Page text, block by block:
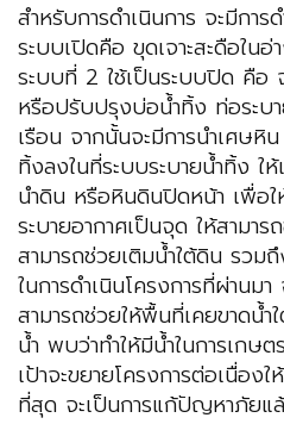
สำหรับการดำเนินการ จะมีกา
ระบบเปิดคือ ขุดเจาะสะดือใน
ระบบที่ 2 ใช้เป็นระบบปิด คือ
หรือปรับปรุงบ่อน้ำทิ้ง ท่อระบ
เรือน จากนั้นจะมีการนำเศษ
ทิ้งลงในที่ระบบระบายน้ำทิ้ง ใ
นำดิน หรือหินดินปิดหน้า เพื่อใ
ระบายอากาศเป็นจุด ให้สามาร
สามารถช่วยเติมน้ำใต้ดิน รว
ในการดำเนินโครงการที่ผ่านม
สามารถช่วยให้พื้นที่เคยขาดน้ำ
น้ำ พบว่าทำให้มีน้ำในการเกษ
เป้าจะขยายโครงการต่อเนื่อง
ที่สุด จะเป็นการแก้ปัญหาภัยแ